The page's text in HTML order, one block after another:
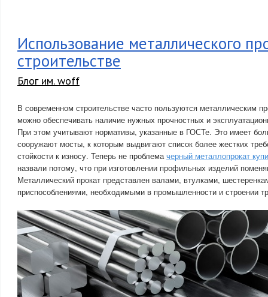
Использование металлического
строительстве
Блог им. woff
В современном строительстве часто пользуются металлическим
можно обеспечивать наличие нужных прочностных и
При этом учитывают нормативы, указанные в ГОСТе. Это имеет
сооружают мосты, к которым выдвигают список более жестких
стойкости к износу. Теперь не проблемачерный металлопрокат
назвали потому, что при изготовлении профильных изделий
Металлический прокат представлен валами, втулками,
приспособлениями, необходимыми в промышленности и строении